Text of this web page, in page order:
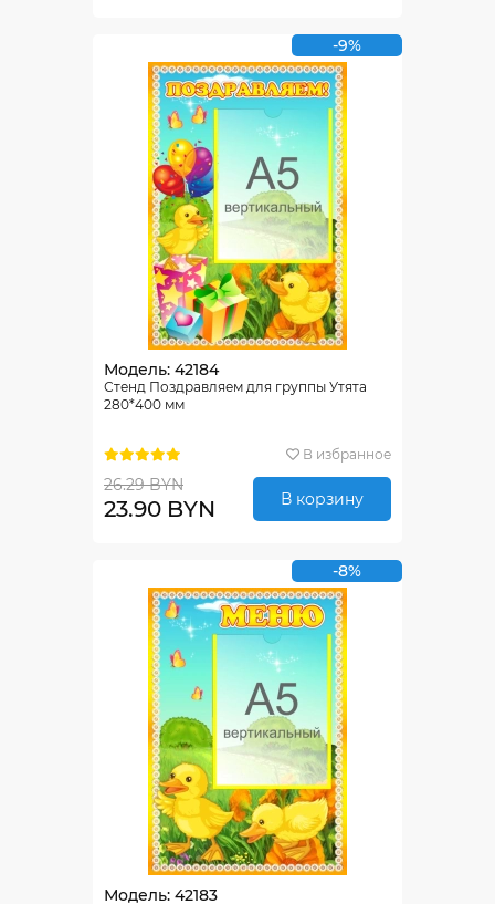
-9%
Модель: 42184
Стенд Поздравляем для группы Утята
280*400 мм
В избранное
26.29 BYN
23.90 BYN В корзину
-8%
Модель: 42183